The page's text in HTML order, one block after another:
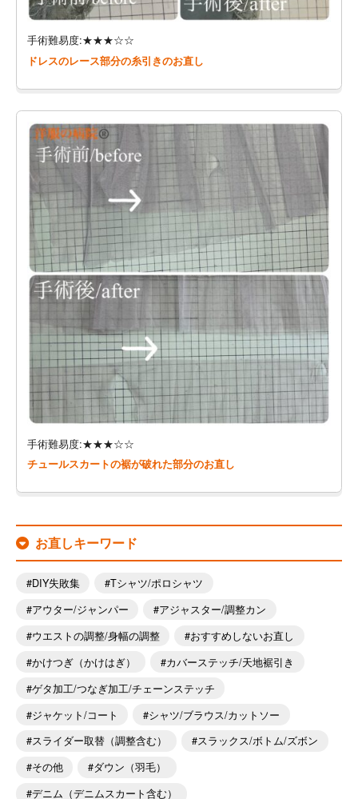
手術難易度:★★★☆☆
ドレスのレース部分の糸引きのお直し
手術難易度:★★★☆☆
チュールスカートの裾が破れた部分のお直し
お直しキーワード
DIY失敗集
Tシャツ/ポロシャツ
アウター/ジャンパー
アジャスター/調整カン
ウエストの調整/身幅の調整
おすすめしないお直し
かけつぎ（かけはぎ）
カバーステッチ/天地裾引き
ゲタ加工/つなぎ加工/チェーンステッチ
ジャケット/コート
シャツ/ブラウス/カットソー
スライダー取替（調整含む）
スラックス/ボトム/ズボン
その他
ダウン（羽毛）
デニム（デニムスカート含む）